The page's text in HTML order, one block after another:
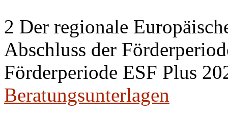
2 Der regionale
Abschluss der
Förderperiode ESF Plus
Beratungsunterlagen